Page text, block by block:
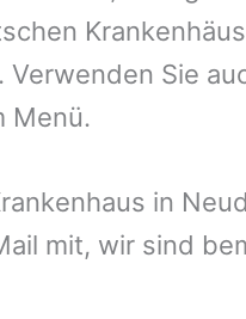
Verwenden Sie
Menü.
in
mit, wir sind